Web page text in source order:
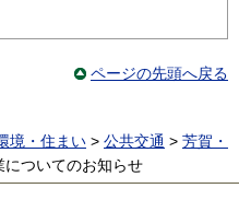
ページの先頭へ戻る
境・住まい > 公共交通 > 芳賀・
ついてのお知らせ